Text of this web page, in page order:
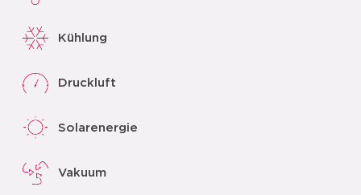
Kühlung
Druckluft
Solarenergie
Vakuum